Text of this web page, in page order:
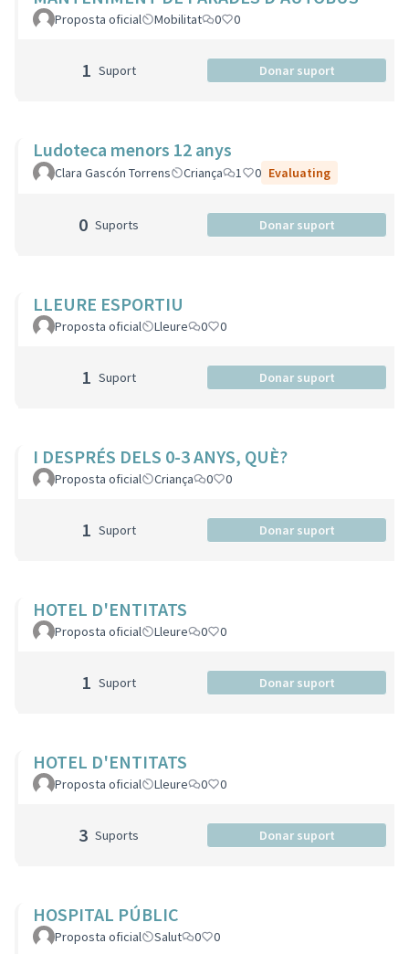
Proposta oficial Mobilitat 0 0
1 Suport Donar suport
Ludoteca menors 12 anys
Clara Gascón Torrens Criança 1 0 Evaluating
0 Suports Donar suport
LLEURE ESPORTIU
Proposta oficial Lleure 0 0
1 Suport Donar suport
I DESPRÉS DELS 0-3 ANYS, QUÈ?
Proposta oficial Criança 0 0
1 Suport Donar suport
HOTEL D'ENTITATS
Proposta oficial Lleure 0 0
1 Suport Donar suport
HOTEL D'ENTITATS
Proposta oficial Lleure 0 0
3 Suports Donar suport
HOSPITAL PÚBLIC
Proposta oficial Salut 0 0